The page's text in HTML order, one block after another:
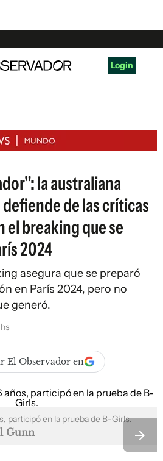
Login
la australiana
defiende de las críticas
el breaking que se
2024
asegura que se preparó
en París 2024, pero no
generó.
El Observador en
participó en la prueba de B-Girls.
Gunn